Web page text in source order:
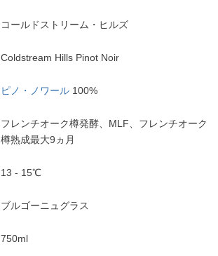
コールドストリーム・ヒルズ
Coldstream Hills Pinot Noir
ピノ・ノワール 100%
フレンチオーク樽発酵、MLF、フレンチオーク
樽熟成最大9ヵ月
13 - 15℃
ブルゴーニュグラス
750ml